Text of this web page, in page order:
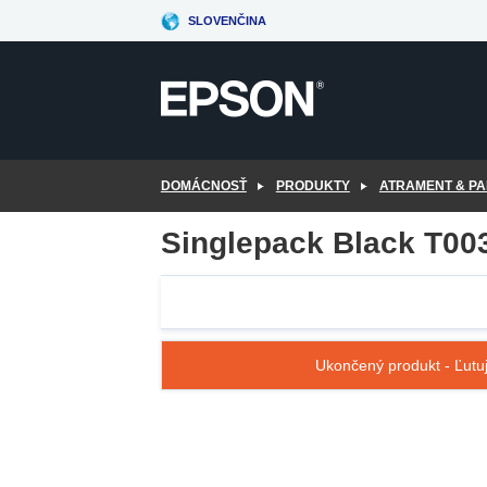
to
SLOVENČINA
DOMÁCNOSŤ PRODUKTY ATRAMENT &
Singlepack Black
Ukončený produkt -